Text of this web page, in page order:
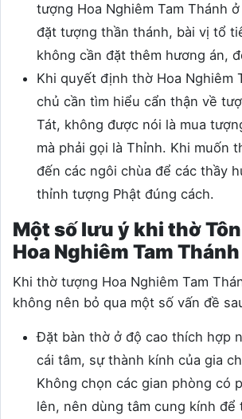
tượng Hoa Nghiêm Tam Thánh
đặt tượng thần thánh, bài vị tổ
không cần đặt thêm hương án,
Khi quyết định thờ Hoa Nghiêm
chủ cần tìm hiểu cẩn thận về
Tát, không được nói là mua
mà phải gọi là Thỉnh. Khi muốn
đến các ngôi chùa để các thầy
thỉnh tượng Phật đúng cách.
Một số lưu ý khi thờ
Hoa Nghiêm Tam Thánh
Khi thờ tượng Hoa Nghiêm Tam
không nên bỏ qua một số vấn đề
Đặt bàn thờ ở độ cao thích hợp
cái tâm, sự thành kính của gia
Không chọn các gian phòng có
lên, nên dùng tâm cung kính để